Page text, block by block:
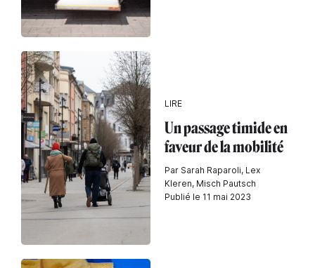
LIRE
Un passage timide en
faveur de la mobilité
Par Sarah Raparoli, Lex
Kleren, Misch Pautsch
Publié le 11 mai 2023